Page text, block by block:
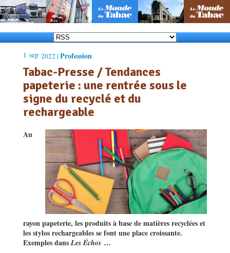
1 sep 2022 | Profession
Tabac-Presse / Tendances
papeterie : une rentrée sous le
signe du recyclé et du
rechargeable
Au
rayon papeterie, les produits à base de matières recyclées et
les stylos rechargeables se font une place croissante.
Exemples dansLes Échos …